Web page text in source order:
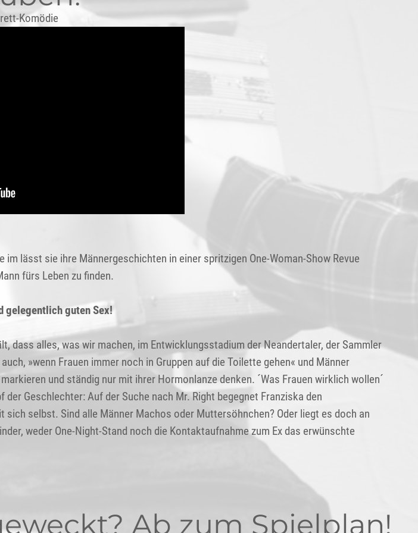
Komödie
lässt sie ihre Männergeschichten in einer spritzigen One-Woman-Show Revue
fürs Leben zu finden.
gelegentlich guten Sex!
dass alles, was wir machen, im Entwicklungsstadium der Neandertaler, der Sammler
»wenn Frauen immer noch in Gruppen auf die Toilette gehen« und Männer
und ständig nur mit ihrer Hormonlanze denken. ´Was Frauen wirklich wollen´
Geschlechter: Auf der Suche nach Mr. Right begegnet Franziska den
selbst. Sind alle Männer Machos oder Muttersöhnchen? Oder liegt es doch an
weder One-Night-Stand noch die Kontaktaufnahme zum Ex das erwünschte
Ab zum Spielplan!